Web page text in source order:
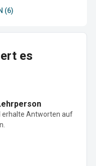
(6)
es
erhalte Antworten auf